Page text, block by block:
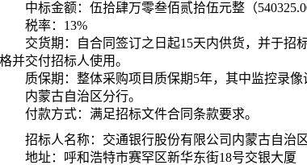
中标金额：伍拾肆万零叁佰贰拾伍元整（
税率：13%
交货期：自合同签订之日起15天内供货，并于招
格并交付招标人使用。
质保期：整体采购项目质保期5年，其中监控录
内蒙古自治区分行。
付款方式：满足招标文件合同条款要求。
招标人名称：交通银行股份有限公司内蒙古自治
地址：呼和浩特市赛罕区新华东街18号交银大厦